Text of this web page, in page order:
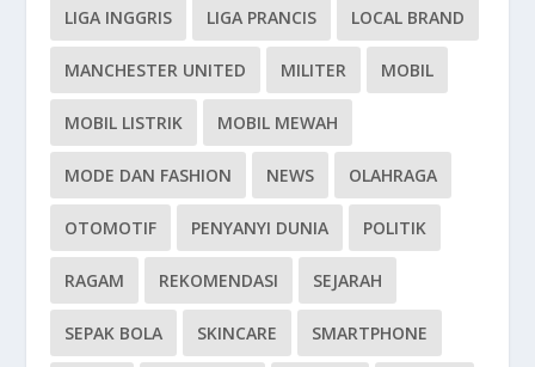
LIGA INGGRIS LIGA PRANCIS LOCAL BRAND
MANCHESTER UNITED MILITER MOBIL
MOBIL LISTRIK MOBIL MEWAH
MODE DAN FASHION NEWS OLAHRAGA
OTOMOTIF PENYANYI DUNIA POLITIK
RAGAM REKOMENDASI SEJARAH
SEPAK BOLA SKINCARE SMARTPHONE